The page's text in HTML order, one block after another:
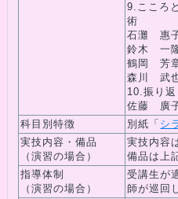
9.こころ
術
石灘 惠
鈴木 一
鶴岡 芳
森川 武
10.振り返
佐藤 廣
科目別特徴
別紙「 シ
実技内容・備品
（演習の場合）
実技内容
備品は上
指導体制
（演習の場合）
受講生が
師が巡回